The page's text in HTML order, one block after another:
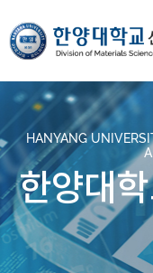
HANYANG
한양대